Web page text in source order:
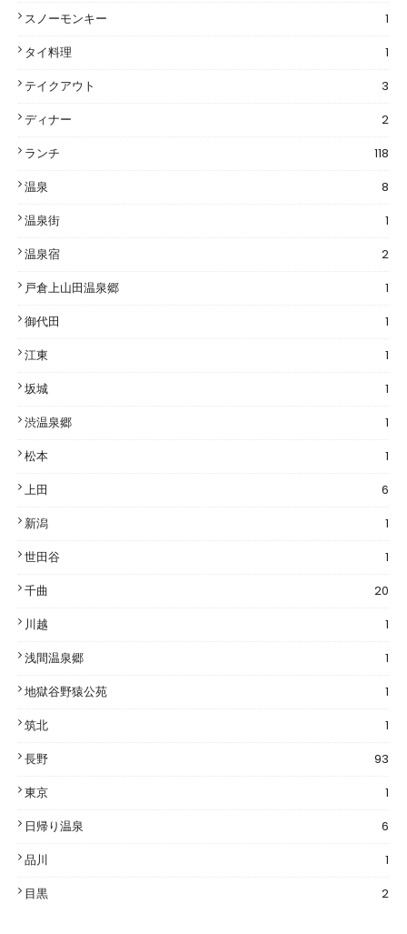
スノーモンキー
1
タイ料理
1
テイクアウト
3
ディナー
2
ランチ
118
温泉
8
温泉街
1
温泉宿
2
戸倉上山田温泉郷
1
御代田
1
江東
1
坂城
1
渋温泉郷
1
松本
1
上田
6
新潟
1
世田谷
1
千曲
20
川越
1
浅間温泉郷
1
地獄谷野猿公苑
1
筑北
1
長野
93
東京
1
日帰り温泉
6
品川
1
目黒
2